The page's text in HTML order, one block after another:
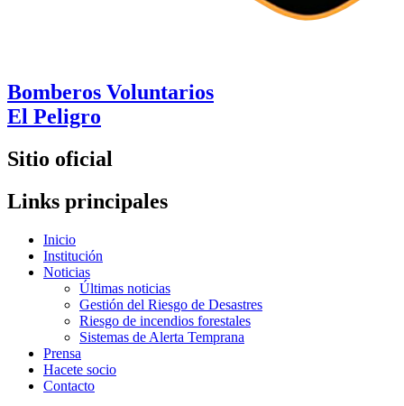
Bomberos Voluntarios
El Peligro
Sitio oficial
Links principales
Inicio
Institución
Noticias
Últimas noticias
Gestión del Riesgo de Desastres
Riesgo de incendios forestales
Sistemas de Alerta Temprana
Prensa
Hacete socio
Contacto